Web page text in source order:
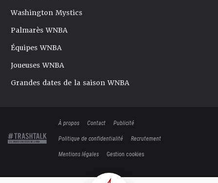
Washington Mystics
Palmarès WNBA
Équipes WNBA
Joueuses WNBA
Grandes dates de la saison WNBA
À propos Contact
Publicité
Politique de confidentialité
Recrutement
Mentions légales
Gestion cookies